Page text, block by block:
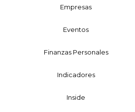
Empresas
Eventos
Finanzas Personales
Indicadores
Inside